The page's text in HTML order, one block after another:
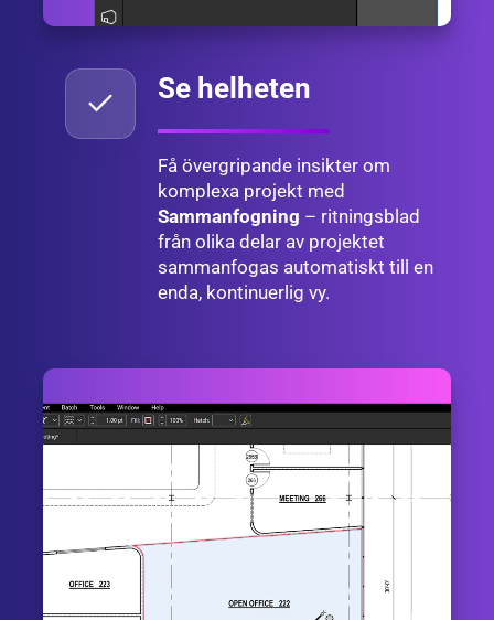
Se helheten
Få övergripande insikter om
komplexa projekt med
Sammanfogning – ritningsblad
från olika delar av projektet
sammanfogas automatiskt till en
enda, kontinuerlig vy.